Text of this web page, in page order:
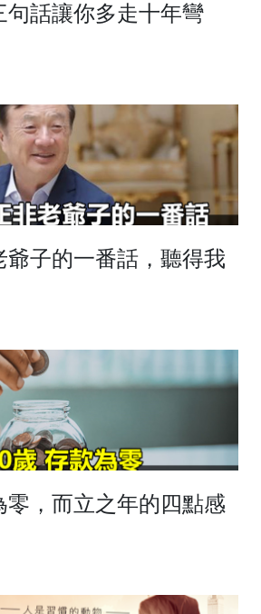
句話讓你多走十年彎
爺子的一番話，聽得我
零，而立之年的四點感